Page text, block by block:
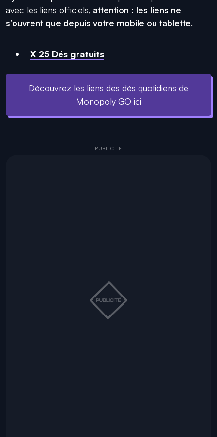
avec les liens officiels, attention : les liens ne
s’ouvrent que depuis votre mobile ou tablette.
X 25 Dés gratuits
Découvrez les liens des dés quotidiens de
Monopoly GO ici